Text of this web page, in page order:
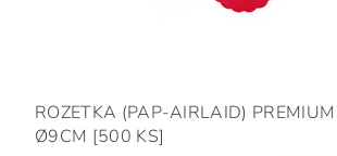
ROZETKA (PAP-AIRLAID)
Ø9CM [500 KS]